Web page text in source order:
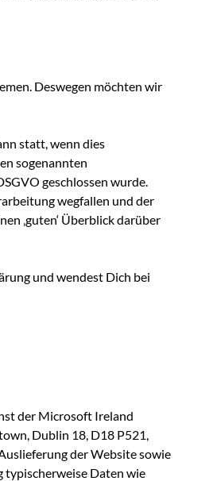
Deswegen möchten wir
statt, wenn dies
sogenannten
geschlossen wurde.
wegfallen und der
‚guten‘ Überblick darüber
und wendest Dich bei
der Microsoft Ireland
Dublin 18, D18 P521,
der Website sowie
typischerweise Daten wie